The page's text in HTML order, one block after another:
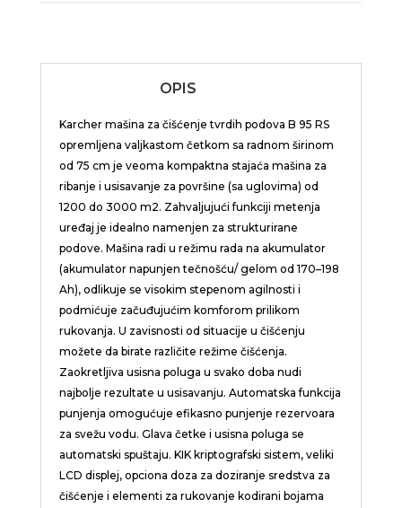
OPIS
Karcher mašina za čišćenje tvrdih podova B 95 RS
opremljena valjkastom četkom sa radnom širinom
od 75 cm je veoma kompaktna stajaća mašina za
ribanje i usisavanje za površine (sa uglovima) od
1200 do 3000 m2. Zahvaljujući funkciji metenja
uređaj je idealno namenjen za strukturirane
podove. Mašina radi u režimu rada na akumulator
(akumulator napunjen tečnošću/ gelom od 170–198
Ah), odlikuje se visokim stepenom agilnosti i
podmićuje začuđujućim komforom prilikom
rukovanja. U zavisnosti od situacije u čišćenju
možete da birate različite režime čišćenja.
Zaokretljiva usisna poluga u svako doba nudi
najbolje rezultate u usisavanju. Automatska funkcija
punjenja omogućuje efikasno punjenje rezervoara
za svežu vodu. Glava četke i usisna poluga se
automatski spuštaju. KIK kriptografski sistem, veliki
LCD displej, opciona doza za doziranje sredstva za
čišćenje i elementi za rukovanje kodirani bojama